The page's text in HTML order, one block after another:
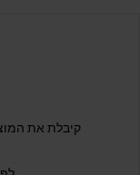
קיבלת את